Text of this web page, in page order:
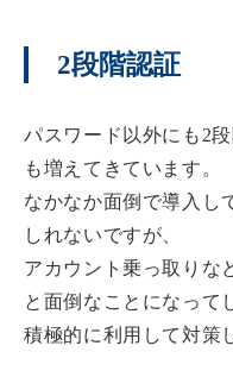
2段階認証
パスワード以外にも2
も増えてきています。
なかなか面倒で導入し
しれないですが、
アカウント乗っ取りな
と面倒なことになって
積極的に利用して対策